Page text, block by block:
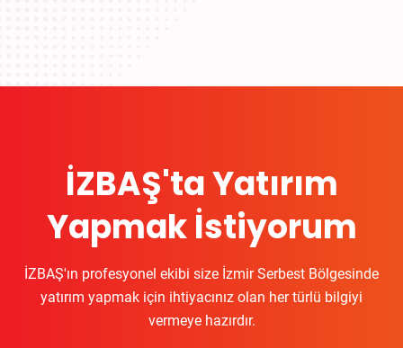
İZBAŞ'ta Yatırım
Yapmak İstiyorum
İZBAŞ'ın profesyonel ekibi size İzmir Serbest Bölgesinde
yatırım yapmak için ihtiyacınız olan her türlü bilgiyi
vermeye hazırdır.